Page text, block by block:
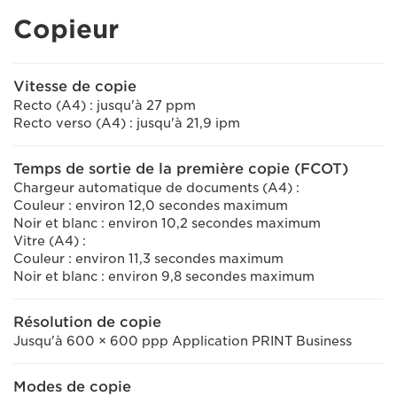
Copieur
Vitesse de copie
Recto (A4) : jusqu'à 27 ppm
Recto verso (A4) : jusqu'à 21,9 ipm
Temps de sortie de la première copie (FCOT)
Chargeur automatique de documents (A4) :
Couleur : environ 12,0 secondes maximum
Noir et blanc : environ 10,2 secondes maximum
Vitre (A4) :
Couleur : environ 11,3 secondes maximum
Noir et blanc : environ 9,8 secondes maximum
Résolution de copie
Jusqu'à 600 × 600 ppp Application PRINT Business
Modes de copie